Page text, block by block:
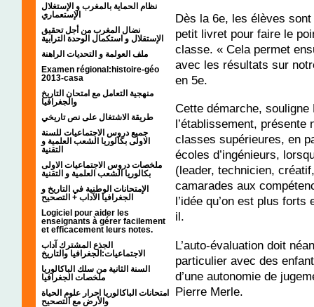
نظام الحماية بالمغرب و الإستغلال
الإستعماري
نضال المغرب من أجل تحقيق
الإستقلال و استكمال الوحدة الترابية
ملف العولمة و التحديات الراهنة
Examen régional:histoire-géo
2013-casa
منهجية التعامل مع امتحان التاريخ
والجغرافيا
طريقة الاشتغال على نص تاريخي
جميع دروس الاجتماعيات للسنة
الاولى بكالوريا الشعب العلمية و
التقنية
ملخصات دروس الاجتماعيات الاولى
بكالوريا الشعب العلمية و التقنية
الإمتحانات الوطنية في التاريخ و
الجغرافيا الآداب + التصحيح
Logiciel pour aider les
enseignants à gérer facilement
et efficacement leurs notes.
الجذع المشترك آداب
الاجتماعيات:الجغرافيا والتاريخ
السنة الثانية من سلك الباكالوريا
ملخصات الجغرافيا
امتحانات الباكالوريا احرار علوم الحياة
والأرض مع التصحيح
Dès la 6e, les élèves
petit livret pour faire le
classe. « Cela permet
avec les résultats sur
en 5e.
Cette démarche,
l’établissement, présente
classes supérieures, en
écoles d’ingénieurs,
(leader, technicien,
camarades aux
l’idée qu’on est plus
il.
L’auto-évaluation doit
particulier avec des
d’une autonomie de
Pierre Merle.